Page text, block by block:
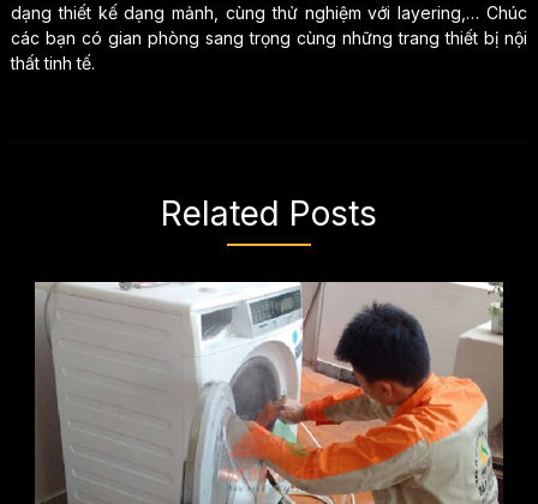
dạng thiết kế dạng mảnh, cùng thử nghiệm với layering,… Chúc
các bạn có gian phòng sang trọng cùng những trang thiết bị nội
thất tinh tế.
Related Posts